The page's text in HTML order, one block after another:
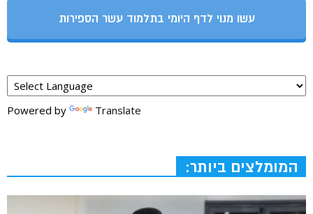
עשו מנוי לדף היומי בתלמוד עשר הספירות
Powered by Translate
המומלצים ביותר: